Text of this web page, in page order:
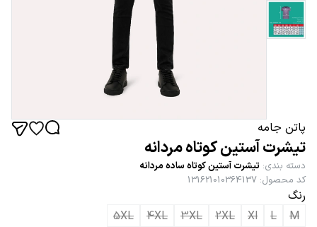
پاتن جامه
تیشرت آستین کوتاه مردانه
دسته بندی: تیشرت آستین کوتاه ساده مردانه
کد محصول:
131621010364137
رنگ
M
L
Xl
2XL
3XL
4XL
5XL